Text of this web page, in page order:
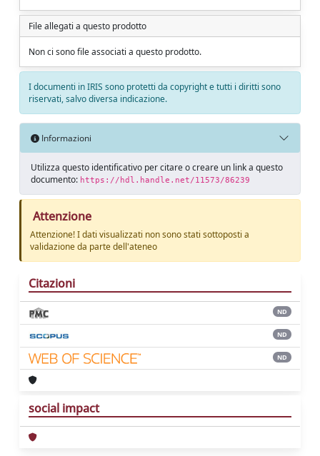
File allegati a questo prodotto
Non ci sono file associati a questo prodotto.
I documenti in IRIS sono protetti da copyright e tutti i diritti sono
riservati, salvo diversa indicazione.
Informazioni
Utilizza questo identificativo per citare o creare un link a questo
documento: https://hdl.handle.net/11573/86239
Attenzione
Attenzione! I dati visualizzati non sono stati sottoposti a
validazione da parte dell'ateneo
Citazioni
ND
ND
ND
social impact